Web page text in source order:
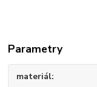
Parametry
materiál